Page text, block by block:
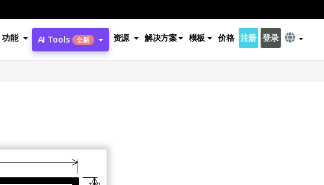
功能 AI Tools 全新 资源 解决方案 模板 价格 注册 登录